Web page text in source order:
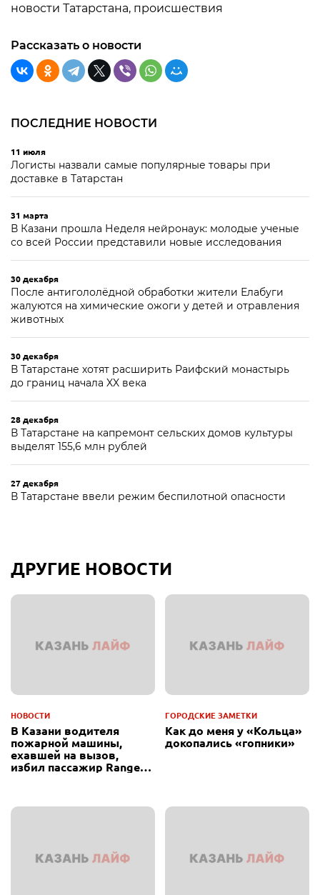
новости Татарстана, происшествия
Рассказать о новости
ПОСЛЕДНИЕ НОВОСТИ
11 июля
Логисты назвали самые популярные товары при
доставке в Татарстан
31 марта
В Казани прошла Неделя нейронаук: молодые ученые
со всей России представили новые исследования
30 декабря
После антигололёдной обработки жители Елабуги
жалуются на химические ожоги у детей и отравления
животных
30 декабря
В Татарстане хотят расширить Раифский монастырь
до границ начала XX века
28 декабря
В Татарстане на капремонт сельских домов культуры
выделят 155,6 млн рублей
27 декабря
В Татарстане ввели режим беспилотной опасности
ДРУГИЕ НОВОСТИ
НОВОСТИ
В Казани водителя
пожарной машины,
ехавшей на вызов,
избил пассажир Range
ГОРОДСКИЕ ЗАМЕТКИ
Как до меня у «Кольца»
докопались «гопники»